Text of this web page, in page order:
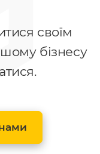
своїм
бізнесу